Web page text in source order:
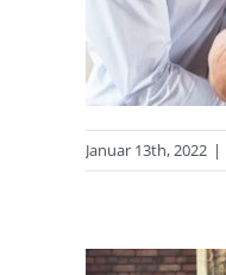
Januar 13th, 2022 |